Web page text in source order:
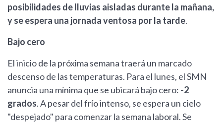
posibilidades de lluvias aisladas durante la mañana,
y se espera una jornada ventosa por la tarde.
Bajo cero
El inicio de la próxima semana traerá un marcado
descenso de las temperaturas. Para el lunes, el SMN
anuncia una mínima que se ubicará bajo cero: -2
grados. A pesar del frío intenso, se espera un cielo
"despejado" para comenzar la semana laboral. Se